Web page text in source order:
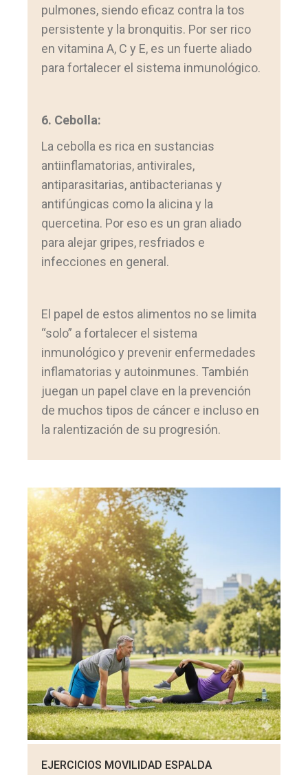
pulmones, siendo eficaz contra la tos
persistente y la bronquitis. Por ser rico
en vitamina A, C y E, es un fuerte aliado
para fortalecer el sistema inmunológico.
6. Cebolla:
La cebolla es rica en sustancias
antiinflamatorias, antivirales,
antiparasitarias, antibacterianas y
antifúngicas como la alicina y la
quercetina. Por eso es un gran aliado
para alejar gripes, resfriados e
infecciones en general.
El papel de estos alimentos no se limita
“solo” a fortalecer el sistema
inmunológico y prevenir enfermedades
inflamatorias y autoinmunes. También
juegan un papel clave en la prevención
de muchos tipos de cáncer e incluso en
la ralentización de su progresión.
EJERCICIOS MOVILIDAD ESPALDA